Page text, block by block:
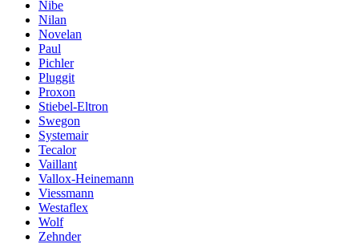
Nibe
Nilan
Novelan
Paul
Pichler
Pluggit
Proxon
Stiebel-Eltron
Swegon
Systemair
Tecalor
Vaillant
Vallox-Heinemann
Viessmann
Westaflex
Wolf
Zehnder